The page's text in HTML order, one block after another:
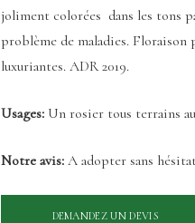
joliment colorées dans les tons
problème de maladies.
luxuriantes. ADR 2019.
Usages:Un rosier tous terrains
Notre avis:A adopter sans